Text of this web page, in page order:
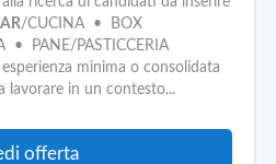
/CUCINA • BOX
• PANE/PASTICCERIA
minima o consolidata
lavorare in un contesto...
offerta